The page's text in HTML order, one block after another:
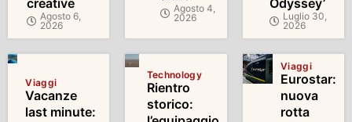
creative
Agosto 6,
2026
Agosto 4,
2026
Odyssey’
Luglio 30,
2026
Viaggi
Vacanze
last minute:
Technology
Rientro
storico:
Viaggi
Eurostar:
nuova
rotta